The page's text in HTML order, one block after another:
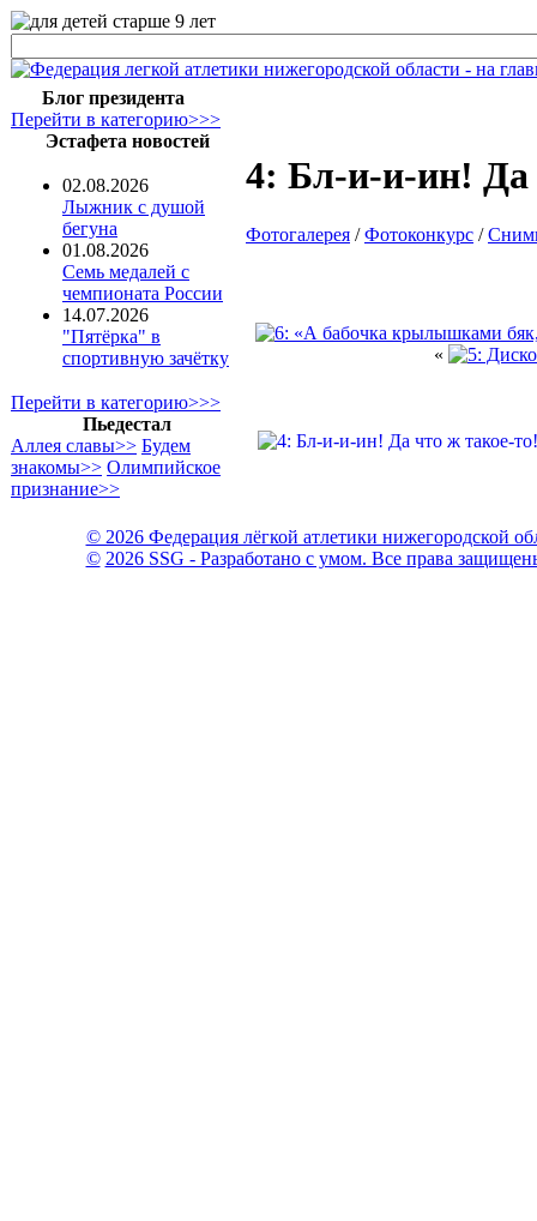
Блог президента
Перейти в категорию>>>
Эстафета новостей
02.08.2026
Лыжник с душой
бегуна
01.08.2026
Семь медалей с
чемпионата России
14.07.2026
"Пятёрка" в
спортивную зачётку
Перейти в категорию>>>
Пьедестал
Аллея славы>> Будем
знакомы>> Олимпийское
признание>>
4: Бл-и-и-ин! Да
Фотогалерея /Фотоконкурс /
«
© 2026 Федерация лёгкой атлетики нижегородской
© 2026 SSG - Разработано с умом. Все права